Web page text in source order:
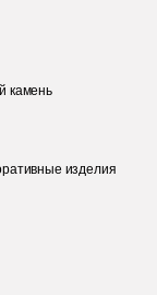
камень
изделия